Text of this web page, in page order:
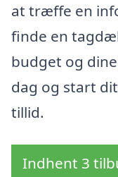
at træffe en
finde en
budget og
dag og start
tillid.
Indhent 3